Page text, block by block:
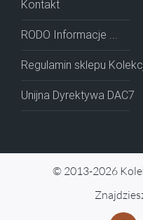
Kontakt
RODO Informacje ...
Regulamin sklepu
Unijna Dyrektywa DAC7
© 2013-2026